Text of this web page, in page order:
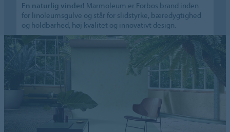
En naturlig vinder! Marmoleum er Forbos brand inden
for linoleumsgulve og står for slidstyrke, bæredygtighed
og holdbarhed, høj kvalitet og innovativt design.